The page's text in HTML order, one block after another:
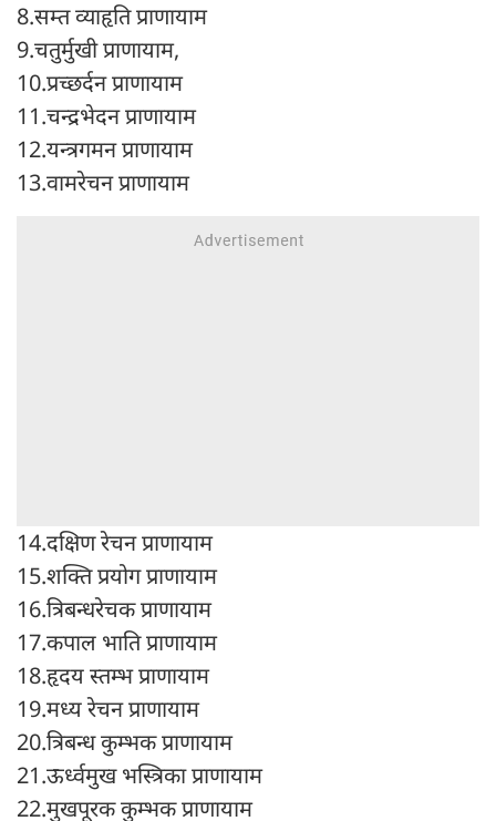
8.सम्त व्याहृति प्राणायाम
9.चतुर्मुखी प्राणायाम,
10.प्रच्छर्दन प्राणायाम
11.चन्द्रभेदन प्राणायाम
12.यन्त्रगमन प्राणायाम
13.वामरेचन प्राणायाम
14.दक्षिण रेचन प्राणायाम
15.शक्ति प्रयोग प्राणायाम
16.त्रिबन्धरेचक प्राणायाम
17.कपाल भाति प्राणायाम
18.हृदय स्तम्भ प्राणायाम
19.मध्य रेचन प्राणायाम
20.त्रिबन्ध कुम्भक प्राणायाम
21.ऊर्ध्वमुख भस्त्रिका प्राणायाम
22.मुखपूरक कुम्भक प्राणायाम